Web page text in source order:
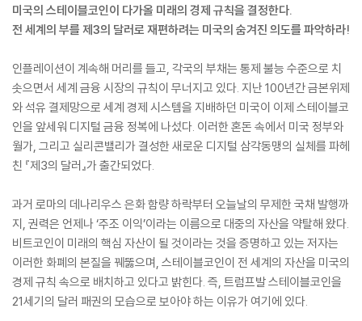
미국의 스테이블코인이 다가올 미래의 경제 규칙을 결정한다.
전 세계의 부를 제3의 달러로 재편하려는 미국의 숨겨진 의도를 파악하라!
인플레이션이 계속해 머리를 들고, 각국의 부채는 통제 불능 수준으로 치
솟으면서 세계 금융 시장의 규칙이 무너지고 있다. 지난 100년간 금본위제
와 석유 결제망으로 세계 경제 시스템을 지배하던 미국이 이제 스테이블코
인을 앞세워 디지털 금융 정복에 나섰다. 이러한 혼돈 속에서 미국 정부와
월가, 그리고 실리콘밸리가 결성한 새로운 디지털 삼각동맹의 실체를 파헤
친 『제3의 달러』가 출간되었다.
과거 로마의 데나리우스 은화 함량 하락부터 오늘날의 무제한 국채 발행까
지, 권력은 언제나 ‘주조 이익’이라는 이름으로 대중의 자산을 약탈해 왔다.
비트코인이 미래의 핵심 자산이 될 것이라는 것을 증명하고 있는 저자는
이러한 화폐의 본질을 꿰뚫으며, 스테이블코인이 전 세계의 자산을 미국의
경제 규칙 속으로 배치하고 있다고 밝힌다. 즉, 트럼프발 스테이블코인을
21세기의 달러 패권의 모습으로 보아야 하는 이유가 여기에 있다.